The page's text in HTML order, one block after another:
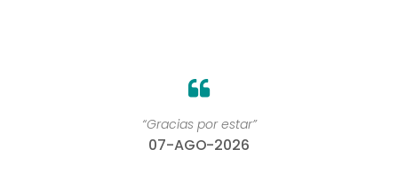
“Gracias por estar”
07-AGO-2026